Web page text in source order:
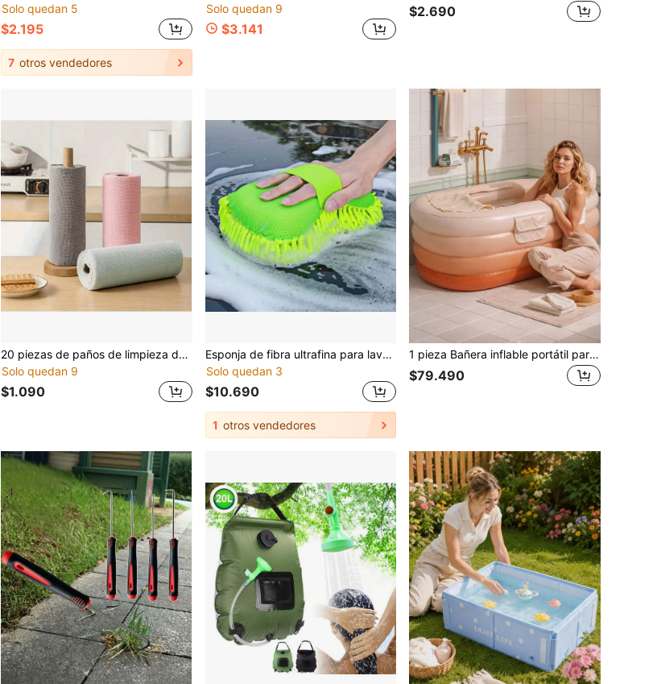
Solo quedan 5
$2.195
7 otros vendedores
Solo quedan 9
$3.141
$2.690
20 piezas de paños de limpieza de microfibra reutilizables, de 20 x 20 cm, súper absorbentes, con agujeros para colgar, sin rayar y lavables a máquina, de uso múltiple para cocina, baño, oficina, coche, cristal, espejo, encimera y limpieza de platos
Solo quedan 9
$1.090
Esponja de fibra ultrafina para lavar autos, cepillo de limpieza y cuidado, toalla de lavado de autos, guantes para autos, accesorios de detallado de autos
Solo quedan 3
$10.690
1 otros vendedores
1 pieza Bañera inflable portátil para adultos con bomba de pie - Fácil de inflar y drenar, apta para spa en casa, baño de agua caliente/fría, plegable para almacenamiento - Regalo perfecto
$79.490